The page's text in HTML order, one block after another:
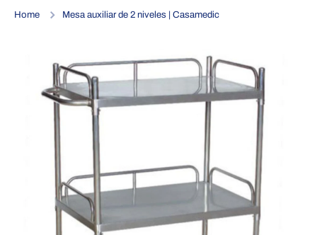
Home Mesa auxiliar de 2 niveles | Casamedic
Ir directamente a la información del producto